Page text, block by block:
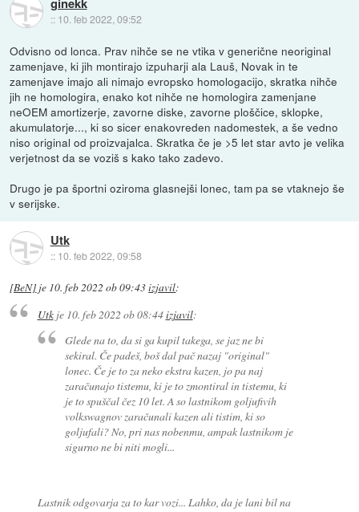
:: 10. feb 2022, 09:52
Odvisno od lonca. Prav nihče se ne vtika v generične neoriginal
zamenjave, ki jih montirajo izpuharji ala Lauš, Novak in te
zamenjave imajo ali nimajo evropsko homologacijo, skratka nihče
jih ne homologira, enako kot nihče ne homologira zamenjane
neOEM amortizerje, zavorne diske, zavorne ploščice, sklopke,
akumulatorje..., ki so sicer enakovreden nadomestek, a še vedno
niso original od proizvajalca. Skratka če je >5 let star avto je velika
verjetnost da se voziš s kako tako zadevo.
Drugo je pa športni oziroma glasnejši lonec, tam pa se vtaknejo še
v serijske.
Utk
:: 10. feb 2022, 09:58
[BeN] je 10. feb 2022 ob 09:43izjavil:
Utkje 10. feb 2022 ob 08:44izjavil:
Glede na to, da si ga kupil takega, se jaz ne bi
sekiral. Če padeš, boš dal pač nazaj "original"
lonec. Če je to za neko ekstra kazen, jo pa naj
zaračunajo tistemu, ki je to zmontiral in tistemu, ki
je to spuščal čez 10 let. A so lastnikom goljufivih
volkswagnov zaračunali kazen ali tistim, ki so
goljufali? No, pri nas nobenmu, ampak lastnikom je
sigurno ne bi niti mogli...
Lastnik odgovarja za to kar vozi... Lahko, da je lani bil na